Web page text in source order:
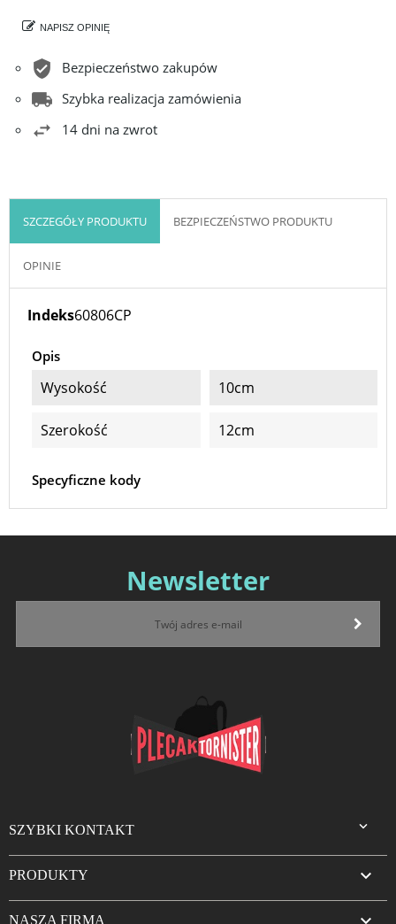
NAPISZ OPINIĘ
Bezpieczeństwo zakupów
Szybka realizacja zamówienia
14 dni na zwrot
SZCZEGÓŁY PRODUKTU BEZPIECZEŃSTWO PRODUKTU
OPINIE
Indeks60806CP
Opis
Wysokość 10cm
Szerokość 12cm
Specyficzne kody
Newsletter
SZYBKI KONTAKT 
PRODUKTY 
NASZA FIRMA